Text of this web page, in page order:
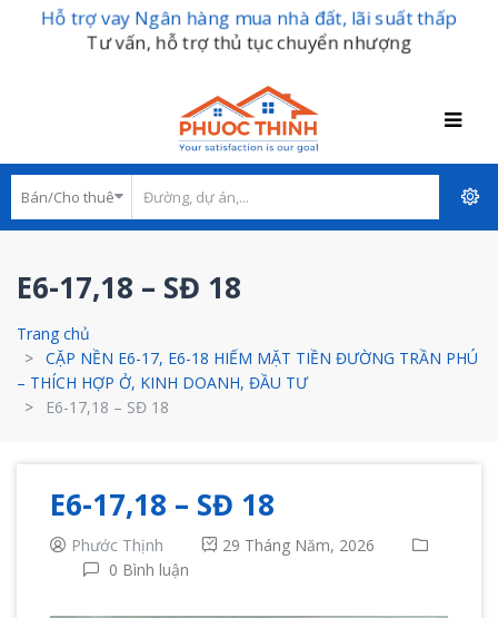
Hỗ trợ vay Ngân hàng mua nhà đất, lãi suất thấp
Tư vấn, hỗ trợ thủ tục chuyển nhượng
E6-17,18 – SĐ 18
Trang chủ
CẶP NỀN E6-17, E6-18 HIẾM MẶT TIỀN ĐƯỜNG TRẦN PHÚ
– THÍCH HỢP Ở, KINH DOANH, ĐẦU TƯ
E6-17,18 – SĐ 18
E6-17,18 – SĐ 18
Phước Thịnh
29 Tháng Năm, 2026
0 Bình luận